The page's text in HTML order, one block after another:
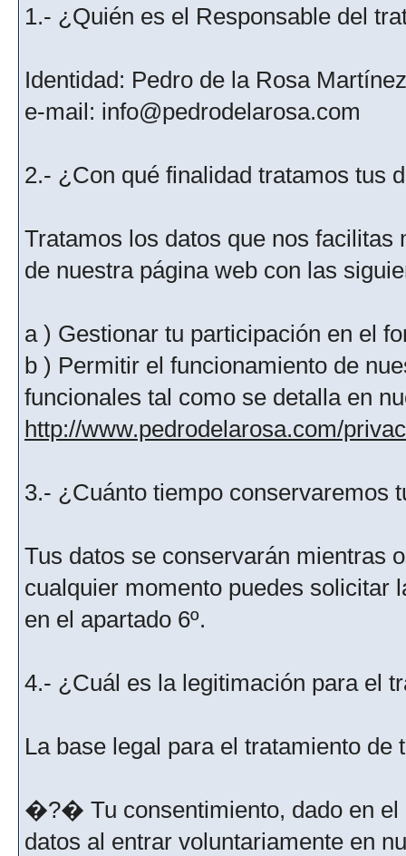
1.- ¿Quién es el Responsable del
Identidad: Pedro de la Rosa Martínez
e-mail: info@pedrodelarosa.com
2.- ¿Con qué finalidad tratamos tus
Tratamos los datos que nos
de nuestra página web con las
a ) Gestionar tu participación en el
b ) Permitir el funcionamiento de
funcionales tal como se detalla en
http://www.pedrodelarosa.com/
3.- ¿Cuánto tiempo conservaremos
Tus datos se conservarán mientras
cualquier momento puedes solicitar
en el apartado 6º.
4.- ¿Cuál es la legitimación para el
La base legal para el tratamiento
�?� Tu consentimiento, dado en el
datos al entrar voluntariamente en